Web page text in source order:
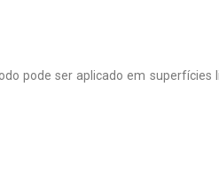
pode ser aplicado em superfícies